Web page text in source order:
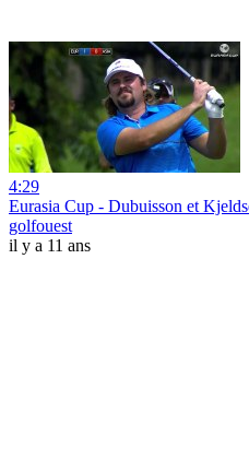
4:29
Eurasia Cup - Dubuisson et
golfouest
il y a 11 ans